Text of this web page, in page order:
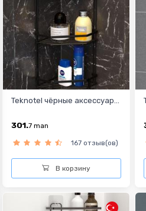
Teknotel чёрные аксессуар...
301.7 man
167 отзыв(ов)
В корзину